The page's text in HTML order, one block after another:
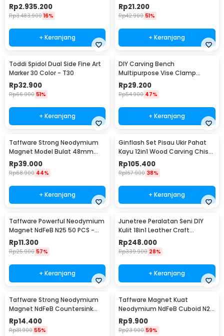
- TZ20002MG
Rp2.935.200
Rp3.483.900 16%
+ Keranjang
29x9mm 10 PCS - MG10
Rp21.200
Rp42.900 51%
+ Keranjang
Toddi Spidol Dual Side Fine Art
Marker 30 Color - T30
Rp32.900
Rp66.900 51%
+ Keranjang
DIY Carving Bench
Multipurpose Vise Clamp
Tablet Drill Press Sculpture -
1267
Rp29.200
Rp54.900 47%
+ Keranjang
Taffware Strong Neodymium
Magnet Model Bulat 48mm
85-90kg - TN6
Rp39.000
Rp68.900 44%
+ Keranjang
Ginflash Set Pisau Ukir Pahat
Kayu 12in1 Wood Carving Chisel
Knife - OE12
Rp105.400
Rp167.900 38%
+ Keranjang
Taffware Powerful Neodymium
Magnet NdFeB N25 50 PCS -
MG01
Rp11.300
Rp25.900 57%
+ Keranjang
Junetree Peralatan Seni DIY
Kulit 18in1 Leather Craft
Stitching Sewing - WA134
Rp248.000
Rp339.900 28%
+ Keranjang
Taffware Strong Neodymium
Magnet NdFeB Countersink
Ring Hole N25 5 PCS - D21
Rp14.400
Rp31.900 55%
Taffware Magnet Kuat
Neodymium NdFeB Cuboid N25
5 PCS - D22
Rp9.900
Rp23.900 59%